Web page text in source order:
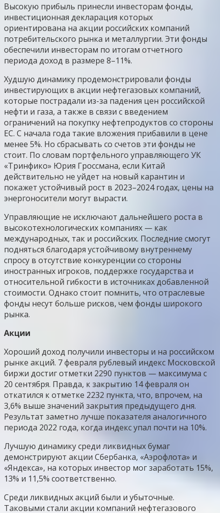
Высокую прибыль принесли инвесторам фонды,
инвестиционная декларация которых
ориентирована на акции российских компаний
потребительского рынка и металлургии. Эти фонды
обеспечили инвесторам по итогам отчетного
периода доход в размере 8–11%.
Худшую динамику продемонстрировали фонды
инвестирующих в акции нефтегазовых компаний,
которые пострадали из-за падения цен российской
нефти и газа, а также в связи с введением
ограничений на покупку нефтепродуктов со стороны
ЕС. С начала года такие вложения прибавили в цене
менее 5%. Но сбрасывать со счетов эти фонды не
стоит. По словам портфельного управляющего УК
«Тринфико» Юрия Гроссмана, если Китай
действительно не уйдет на новый карантин и
покажет устойчивый рост в 2023–2024 годах, цены на
энергоносители могут вырасти.
Управляющие не исключают дальнейшего роста в
высокотехнологических компаниях — как
международных, так и российских. Последние смогут
подняться благодаря устойчивому внутреннему
спросу в отсутствие конкуренции со стороны
иностранных игроков, поддержке государства и
относительной гибкости в источниках добавленной
стоимости. Однако стоит помнить, что отраслевые
фонды несут больше рисков, чем фонды широкого
рынка.
Акции
Хороший доход получили инвесторы и на российском
рынке акций. 7 февраля рублевый индекс Московской
биржи достиг отметки 2290 пунктов — максимума с
20 сентября. Правда, к закрытию 14 февраля он
откатился к отметке 2232 пункта, что, впрочем, на
3,6% выше значений закрытия предыдущего дня.
Результат заметно лучше показателя аналогичного
периода 2022 года, когда индекс упал почти на 10%.
Лучшую динамику среди ликвидных бумаг
демонстрируют акции Сбербанка, «Аэрофлота» и
«Яндекса», на которых инвестор мог заработать 15%,
13% и 11,5% соответственно.
Среди ликвидных акций были и убыточные.
Таковыми стали акции компаний нефтегазового